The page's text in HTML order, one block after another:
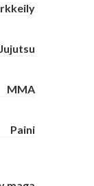
Jujutsu
MMA
Paini